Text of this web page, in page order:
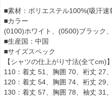
■素材：ポリエステル100%(吸汗速
■カラー
(0100)ホワイト、(0500)ブラック
■生産国：中国
■サイズスペック
【シャツの仕上がり寸法(全てcm)】
110：着丈 51、胸囲 70、裄丈 27
120：着丈 54、胸囲 74、裄丈 29
130：着丈 57、胸囲 78、袖丈 31